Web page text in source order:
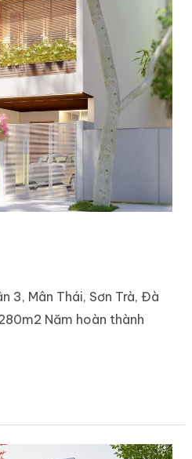
3, Mân Thái, Sơn Trà, Đà
Năm hoàn thành